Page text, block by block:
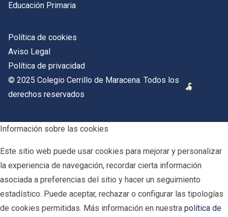
Educación Primaria
Política de cookies
Aviso Legal
Política de privacidad
© 2025 Colegio Cerrillo de Maracena. Todos los
derechos reservados
Información sobre las cookies
Este sitio web puede usar cookies para mejorar y personalizar
la experiencia de navegación, recordar cierta información
asociada a preferencias del sitio y hacer un seguimiento
estadístico. Puede aceptar, rechazar o configurar las tipologías
de cookies permitidas. Más información en nuestra política de